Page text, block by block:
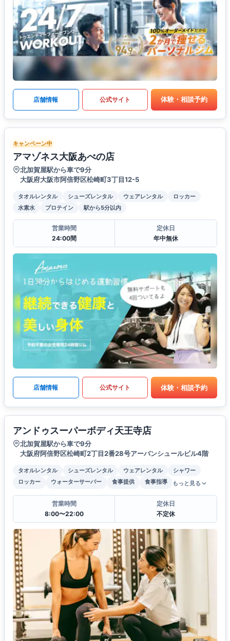
店舗情報 公式サイト 体験・相談予約
キャンペーン中
アマゾネス大阪あべの店
北加賀屋駅から車で9分
大阪府大阪市阿倍野区松崎町3丁目12-5
タオルレンタル シューズレンタル ウェアレンタル
ロッカー
水素水
プロテイン 駅から5分以内
営業時間
24:00間
定休日
年中無休
店舗情報 公式サイト 体験・相談予約
アンドゥスーパーボディ天王寺店
北加賀屋駅から車で9分
大阪府阿倍野区松崎町2丁目2番28号アーバンシュールビル4階
タオルレンタル シューズレンタル ウェアレンタル
シャワー
ロッカー
ウォーターサーバー 食事提供 食事指導 もっと見る
営業時間
8:00〜22:00
定休日
不定休